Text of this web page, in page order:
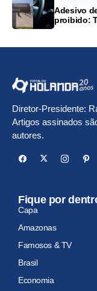
Adesivo
proibido:
Diretor-Presidente:
Artigos assinados
autores.
Fique por
Capa
Amazonas
Famosos & TV
Brasil
Economia